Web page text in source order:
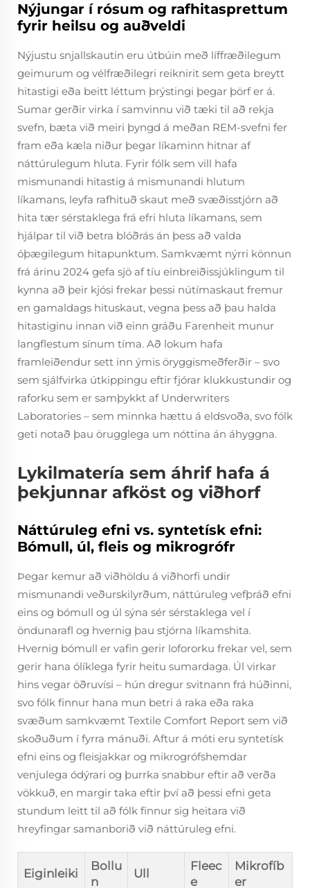
Nýjungar í rósum og rafhitasprettum
fyrir heilsu og auðveldi
Nýjustu snjallskautin eru útbúin með líffræðilegum
geimurum og vélfræðilegri reiknirit sem geta breytt
hitastigi eða beitt léttum þrýstingi þegar þörf er á.
Sumar gerðir virka í samvinnu við tæki til að rekja
svefn, bæta við meiri þyngd á meðan REM-svefni fer
fram eða kæla niður þegar líkaminn hitnar af
náttúrulegum hluta. Fyrir fólk sem vill hafa
mismunandi hitastig á mismunandi hlutum
líkamans, leyfa rafhituð skaut með svæðisstjórn að
hita tær sérstaklega frá efri hluta líkamans, sem
hjálpar til við betra blóðrás án þess að valda
óþægilegum hitapunktum. Samkvæmt nýrri könnun
frá árinu 2024 gefa sjö af tíu einbreiðissjúklingum til
kynna að þeir kjósi frekar þessi nútímaskaut fremur
en gamaldags hituskaut, vegna þess að þau halda
hitastiginu innan við einn gráðu Farenheit munur
langflestum sínum tíma. Að lokum hafa
framleiðendur sett inn ýmis öryggismeðferðir – svo
sem sjálfvirka útkippingu eftir fjórar klukkustundir og
raforku sem er samþykkt af Underwriters
Laboratories – sem minnka hættu á eldsvoða, svo fólk
geti notað þau örugglega um nóttina án áhyggna.
Lykilmatería sem áhrif hafa á
þekjunnar afköst og viðhorf
Náttúruleg efni vs. syntetísk efni:
Bómull, úl, fleis og mikrogrófr
Þegar kemur að viðhöldu á viðhorfi undir
mismunandi veðurskilyrðum, náttúruleg vefþráð efni
eins og bómull og úl sýna sér sérstaklega vel í
öndunarafl og hvernig þau stjórna líkamshita.
Hvernig bómull er vafin gerir lofororku frekar vel, sem
gerir hana ólíklega fyrir heitu sumardaga. Úl virkar
hins vegar öðruvísi – hún dregur svitnann frá húðinni,
svo fólk finnur hana mun betri á raka eða raka
svæðum samkvæmt Textile Comfort Report sem við
skoðuðum í fyrra mánuði. Aftur á móti eru syntetísk
efni eins og fleisjakkar og mikrogrófshemdar
venjulega ódýrari og þurrka snabbur eftir að verða
vökkuð, en margir taka eftir því að þessi efni geta
stundum leitt til að fólk finnur sig heitara við
hreyfingar samanborið við náttúruleg efni.
Eiginleiki
Bollu
n
Ull
Fleec
e
Mikrofíb
er